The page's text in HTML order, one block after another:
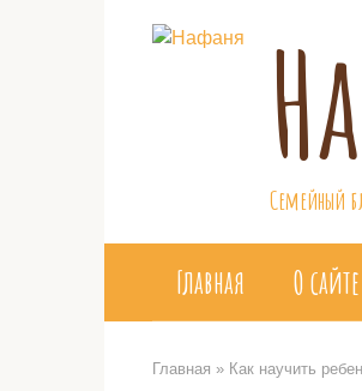
Семейный
Главная О сайте
Главная » Как научить